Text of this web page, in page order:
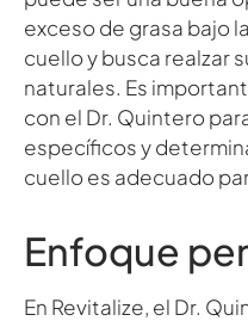
exceso de grasa bajo
cuello y busca realzar
naturales. Es
con el Dr. Quintero
específicos y
cuello es adecuado
Enfoque
En Revitalize, el Dr.